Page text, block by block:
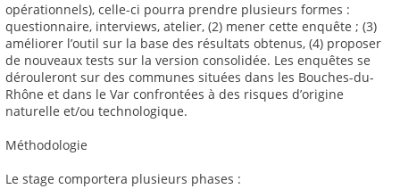
opérationnels), celle-ci pourra prendre plusieurs formes :
questionnaire, interviews, atelier, (2) mener cette enquête ; (3)
améliorer l’outil sur la base des résultats obtenus, (4) proposer
de nouveaux tests sur la version consolidée. Les enquêtes se
dérouleront sur des communes situées dans les Bouches-du-
Rhône et dans le Var confrontées à des risques d’origine
naturelle et/ou technologique.
Méthodologie
Le stage comportera plusieurs phases :